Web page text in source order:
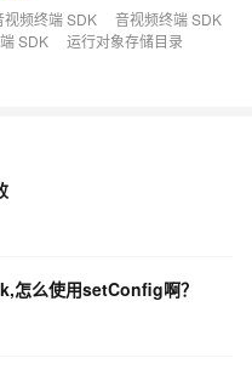
视频终端 SDK
音视频终端 SDK
SDK
运行对象存储目录
怎么使用setConfig啊？